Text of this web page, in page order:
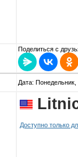
Поделиться с
Дата:
Доступно только